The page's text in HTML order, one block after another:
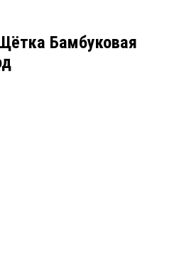
Бамбуковая